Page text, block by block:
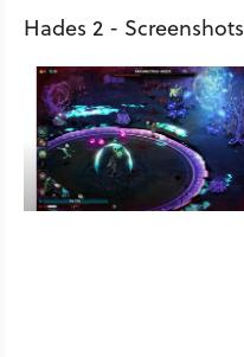
Hades 2 - Screenshots